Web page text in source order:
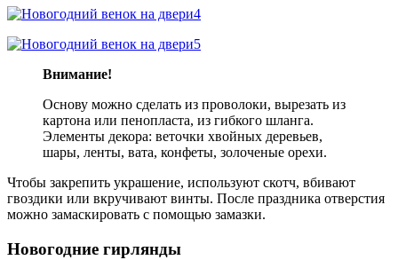
Внимание!
Основу можно сделать из проволоки, вырезать из
картона или пенопласта, из гибкого шланга.
Элементы декора: веточки хвойных деревьев,
шары, ленты, вата, конфеты, золоченые орехи.
Чтобы закрепить украшение, используют скотч, вбивают
гвоздики или вкручивают винты. После праздника отверстия
можно замаскировать с помощью замазки.
Новогодние гирлянды